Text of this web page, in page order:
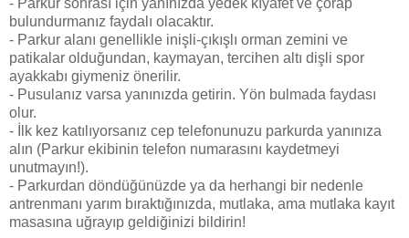
- Parkur sonrası için yanınızda yedek kıyafet ve çorap
bulundurmanız faydalı olacaktır.
- Parkur alanı genellikle inişli-çıkışlı orman zemini ve
patikalar olduğundan, kaymayan, tercihen altı dişli spor
ayakkabı giymeniz önerilir.
- Pusulanız varsa yanınızda getirin. Yön bulmada faydası
olur.
- İlk kez katılıyorsanız cep telefonunuzu parkurda yanınıza
alın (Parkur ekibinin telefon numarasını kaydetmeyi
unutmayın!).
- Parkurdan döndüğünüzde ya da herhangi bir nedenle
antrenmanı yarım bıraktığınızda, mutlaka, ama mutlaka kayıt
masasına uğrayıp geldiğinizi bildirin!